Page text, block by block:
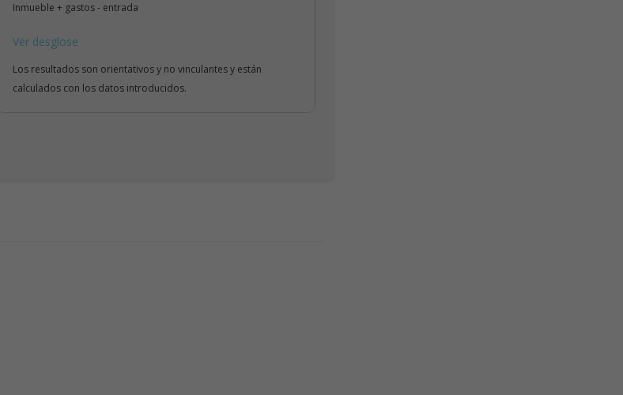
Inmueble + gastos - entrada
Ver desglose
Los resultados son orientativos y no vinculantes y están
calculados con los datos introducidos.